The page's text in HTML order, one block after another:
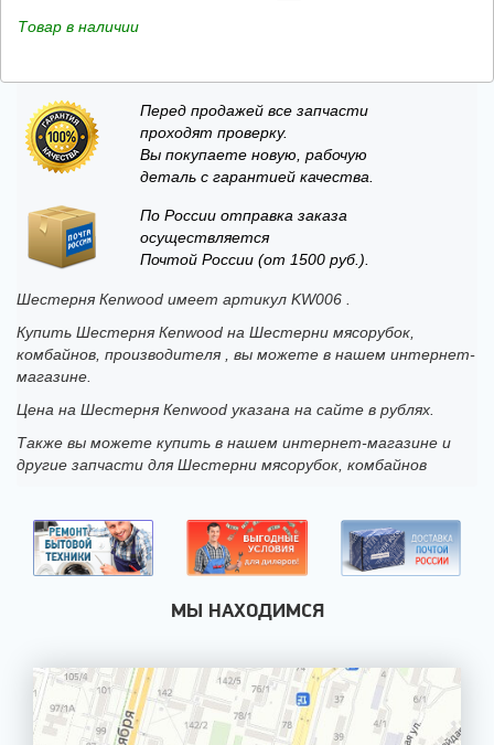
Товар в наличии
Перед продажей все запчасти
проходят проверку.
Вы покупаете новую, рабочую
деталь с гарантией качества.
По России отправка заказа
осуществляется
Почтой России (от 1500 руб.).
Шестерня Кenwood имеет артикул KW006 .
Купить Шестерня Кenwood на Шестерни мясорубок,
комбайнов, производителя , вы можете в нашем интернет-
магазине.
Цена на Шестерня Кenwood указана на сайте в рублях.
Также вы можете купить в нашем интернет-магазине и
другие запчасти для Шестерни мясорубок, комбайнов
МЫ НАХОДИМСЯ